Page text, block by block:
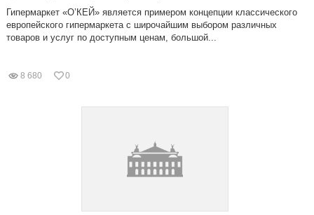
Гипермаркет «О’КЕЙ» является примером концепции классического
европейского гипермаркета с широчайшим выбором различных
товаров и услуг по доступным ценам, большой...
8 680 0